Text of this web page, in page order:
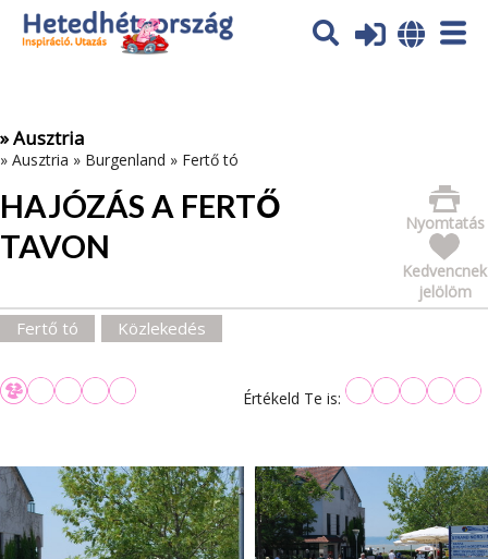
Az oldal sütiket (cookies) használ. További tájékoztatás itt:
Adatvédelmi tájékoztató
» Ausztria
» Ausztria » Burgenland » Fertő tó
HAJÓZÁS A FERTŐ
TAVON
Nyomtatás
Kedvencnek
jelölöm
Fertő tó Közlekedés
Értékeld Te is: